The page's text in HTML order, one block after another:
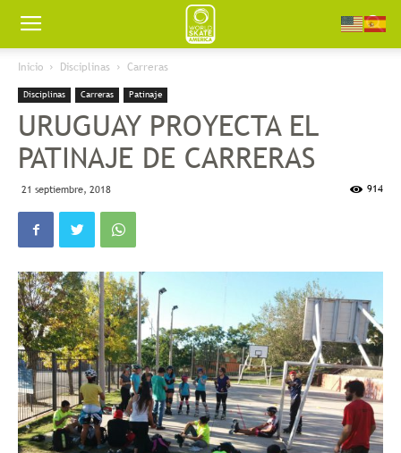
Worldskate
America
Inicio Disciplinas Carreras
Disciplinas Carreras Patinaje
URUGUAY PROYECTA EL
PATINAJE DE CARRERAS
21 septiembre, 2018 914